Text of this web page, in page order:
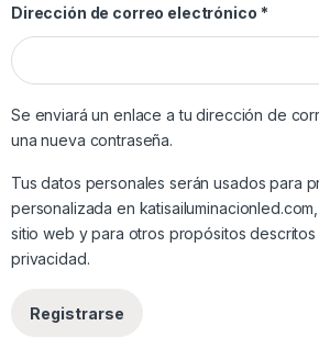
Dirección de correo electrónico *
Se enviará un enlace a tu dirección de
una nueva contraseña.
Tus datos personales serán usados para
personalizada en
sitio web y para otros propósitos
privacidad.
Registrarse